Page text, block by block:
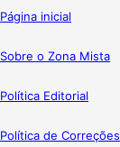
Página inicial
Sobre o Zona Mista
Política Editorial
Política de Correções